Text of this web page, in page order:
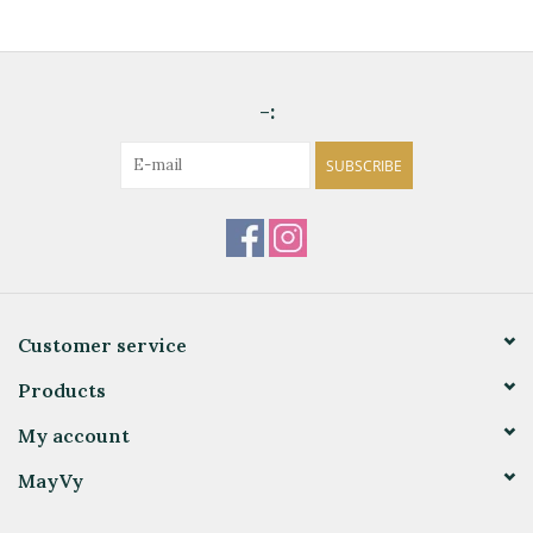
-:
SUBSCRIBE
Customer service
Products
My account
MayVy